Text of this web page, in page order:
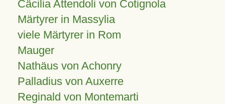
Cäcilia Attendoli von Cotignola
Märtyrer in Massylia
viele Märtyrer in Rom
Mauger
Nathäus von Achonry
Palladius von Auxerre
Reginald von Montemarti